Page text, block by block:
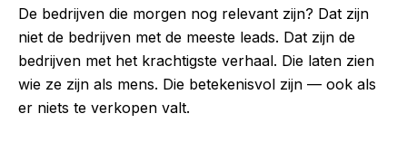
De bedrijven die morgen nog relevant zijn? Dat zijn
niet de bedrijven met de meeste leads. Dat zijn de
bedrijven met het krachtigste verhaal. Die laten zien
wie ze zijn als mens. Die betekenisvol zijn — ook als
er niets te verkopen valt.